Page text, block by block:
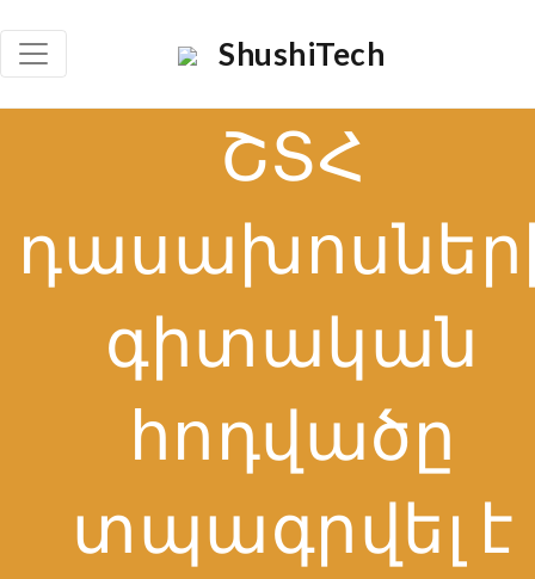
ShushiTech
ՇՏՀ
գիտական
հոդվածը
տպագրվել է